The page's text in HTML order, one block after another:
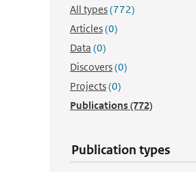
All types(772)
Articles(0)
Data (0)
Discovers(0)
Projects(0)
Publications(772)
Publication types